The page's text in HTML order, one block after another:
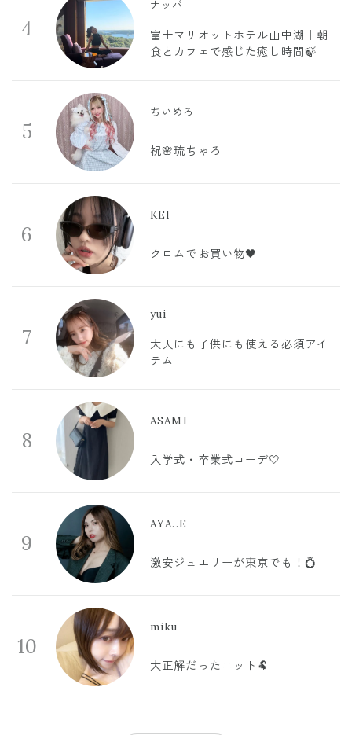
4
ナッパ
富士マリオットホテル山中湖｜朝
食とカフェで感じた癒し時間🍃
5
ちいめろ
祝🌸琉ちゃろ
6
KEI
クロムでお買い物🖤
7
yui
大人にも子供にも使える必須アイ
テム
8
ASAMI
入学式・卒業式コーデ🤍
9
AYA..E
激安ジュエリーが東京でも！💍
10
miku
大正解だったニット🐏